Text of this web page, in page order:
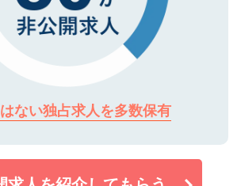
ない独占求人を多数保有